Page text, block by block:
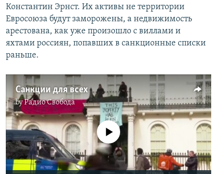
Константин Эрнст. Их активы не территории
Евросоюза будут заморожены, а недвижимость
арестована, как уже произошло с виллами и
яхтами россиян, попавших в санкционные списки
раньше.
Санкции для всех
byРадио Свобода
No media source currently available